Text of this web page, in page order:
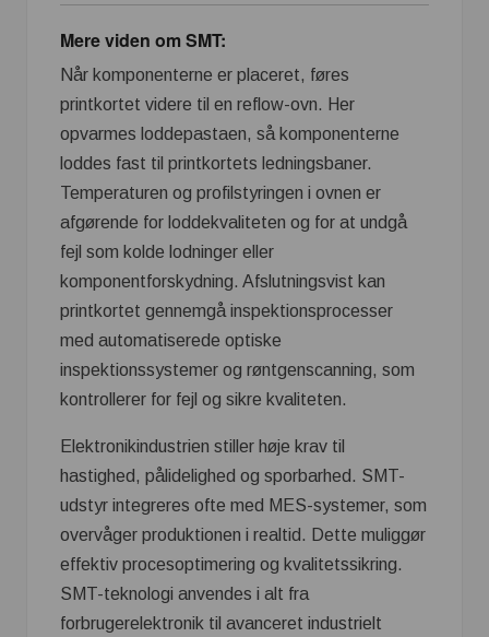
Mere viden om SMT:
Når komponenterne er placeret, føres
printkortet videre til en reflow-ovn. Her
opvarmes loddepastaen, så komponenterne
loddes fast til printkortets ledningsbaner.
Temperaturen og profilstyringen i ovnen er
afgørende for loddekvaliteten og for at undgå
fejl som kolde lodninger eller
komponentforskydning. Afslutningsvist kan
printkortet gennemgå inspektionsprocesser
med automatiserede optiske
inspektionssystemer og røntgenscanning, som
kontrollerer for fejl og sikre kvaliteten.
Elektronikindustrien stiller høje krav til
hastighed, pålidelighed og sporbarhed. SMT-
udstyr integreres ofte med MES-systemer, som
overvåger produktionen i realtid. Dette muliggør
effektiv procesoptimering og kvalitetssikring.
SMT-teknologi anvendes i alt fra
forbrugerelektronik til avanceret industrielt